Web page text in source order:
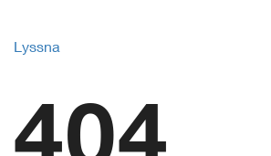
Lyssna
404